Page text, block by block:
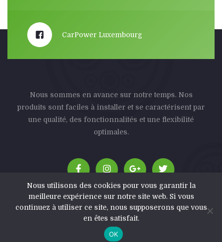
CarPower Luxembourg
Nous sommes en avance sur notre temps. Nos
produits sont faciles à installer et se caractérisent par
une qualité, des fonctionnalités et une flexibilité
optimales.
CarPower© All Rights Reserved - 2025
Nous utilisons des cookies pour vous garantir la
meilleure expérience sur notre site web. Si vous
continuez à utiliser ce site, nous supposerons que vous
en êtes satisfait.
OK